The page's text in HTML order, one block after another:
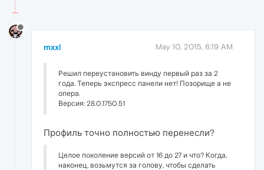
mxxl May 10, 2015, 6:19 AM
Решил переустановить винду первый раз за 2
года. Теперь экспресс панели нет! Позорище а не
опера.
Версия: 28.0.1750.51
Профиль точно полностью перенесли?
Целое поколение версий от 16 до 27 и что? Когда,
наконец, возьмутся за голову, чтобы сделать